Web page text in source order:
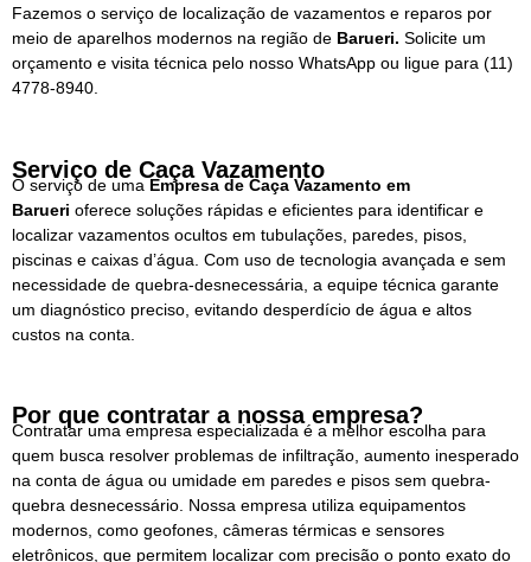
Fazemos o serviço de localização de vazamentos e reparos por
meio de aparelhos modernos na região de Barueri. Solicite um
orçamento e visita técnica pelo nosso WhatsApp ou ligue para (11)
4778-8940
Serviço de Caça Vazamento
O serviço de umaEmpresa de Caça Vazamento em
Barueri oferece soluções rápidas e eficientes para identificar e
localizar vazamentos ocultos em tubulações, paredes, pisos,
piscinas e caixas d’água. Com uso de tecnologia avançada e sem
necessidade de quebra-desnecessária, a equipe técnica garante
um diagnóstico preciso, evitando desperdício de água e altos
custos na conta.
Por que contratar a nossa empresa?
Contratar uma empresa especializada é a melhor escolha para
quem busca resolver problemas de infiltração, aumento inesperado
na conta de água ou umidade em paredes e pisos sem quebra-
quebra desnecessário. Nossa empresa utiliza equipamentos
modernos, como geofones, câmeras térmicas e sensores
eletrônicos, que permitem localizar com precisão o ponto exato do